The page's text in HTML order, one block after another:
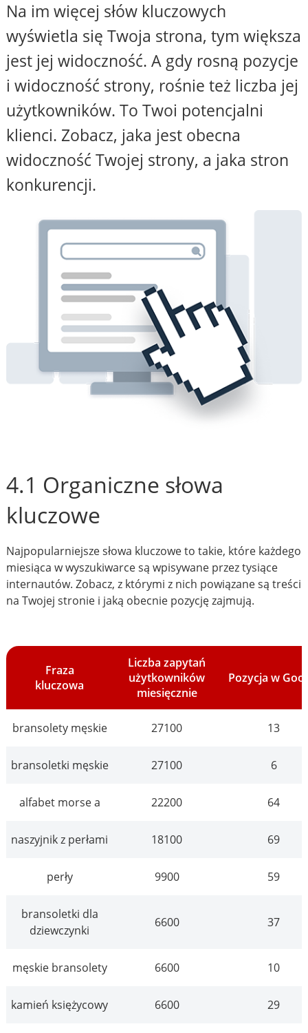
Na im więcej słów kluczowych
wyświetla się Twoja strona, tym większa
jest jej widoczność. A gdy rosną pozycje
i widoczność strony, rośnie też liczba jej
użytkowników. To Twoi potencjalni
klienci. Zobacz, jaka jest obecna
widoczność Twojej strony, a jaka stron
konkurencji.
4.1 Organiczne słowa
kluczowe
Najpopularniejsze słowa kluczowe to takie, które każdego
miesiąca w wyszukiwarce są wpisywane przez tysiące
internautów. Zobacz, z którymi z nich powiązane są treści
na Twojej stronie i jaką obecnie pozycję zajmują.
Fraza
kluczowa
Liczba zapytań
użytkowników
miesięcznie
Pozycja w
bransolety męskie 27100 13
bransoletki męskie 27100 6
alfabet morse a 22200 64
naszyjnik z perłami 18100 69
perły 9900 59
bransoletki dla
dziewczynki
6600 37
męskie bransolety 6600 10
kamień księżycowy 6600 29